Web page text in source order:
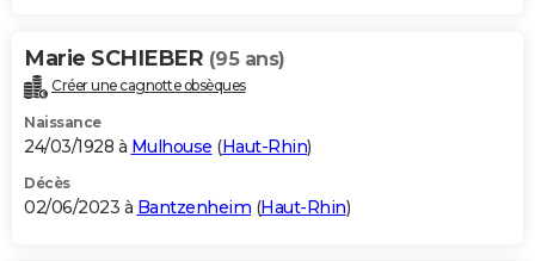
Marie SCHIEBER (95 ans)
Créer une cagnotte obsèques
Naissance
24/03/1928 à Mulhouse (Haut-Rhin)
Décès
02/06/2023 à Bantzenheim (Haut-Rhin)